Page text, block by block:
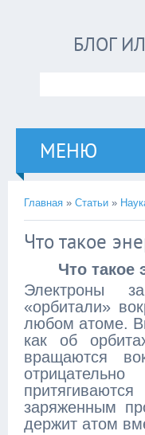
БЛОГ
МЕНЮ
Главная » Статьи »
Что такое
Что такое
Электроны
«орбитали»
любом атоме.
как об
вращаются
заряженным
держит атом